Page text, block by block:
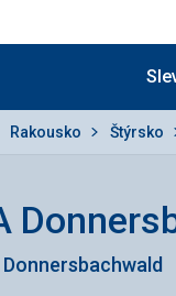
Rakousko Štýrsko